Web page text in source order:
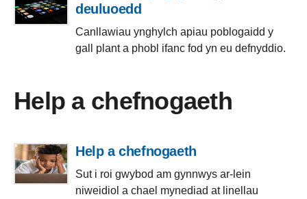
deuluoedd
Canllawiau ynghylch apiau poblogaidd y
gall plant a phobl ifanc fod yn eu defnyddio.
Help a chefnogaeth
Help a chefnogaeth
Sut i roi gwybod am gynnwys ar-lein
niweidiol a chael mynediad at linellau